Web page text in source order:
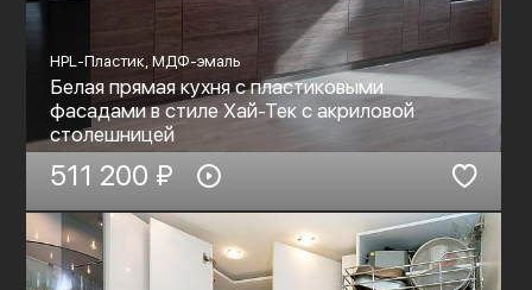
HPL-Пластик, МДФ-эмаль
Белая прямая кухня с пластиковыми
фасадами в стиле Хай-Тек c акриловой
столешницей
511 200 ₽